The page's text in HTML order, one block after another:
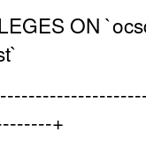
ON
+